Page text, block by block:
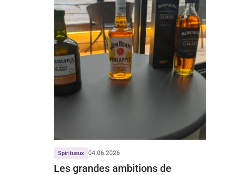
Spiritueux 04.06.2026
Les grandes ambitions de